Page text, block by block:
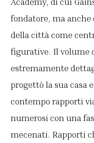
fondatore, ma anche
della città come
figurative. Il volume
estremamente
progettò la sua casa
contempo rapporti
numerosi con una
mecenati. Rapporti